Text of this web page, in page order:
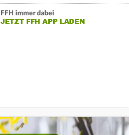
FFH immer dabei
JETZT FFH APP LADEN